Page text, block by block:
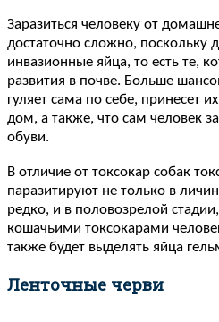
Заразиться человеку от
достаточно сложно, поскольку
инвазионные яйца, то есть те,
развития в почве. Больше
гуляет сама по себе, принесет
дом, а также, что сам человек
обуви.
В отличие от токсокар собак
паразитируют не только в
редко, и в половозрелой
кошачьими токсокарами
также будет выделять яйца
Ленточные черви